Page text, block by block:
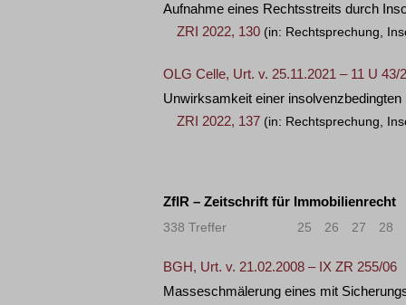
Aufnahme eines Rechtsstreits durch
ZRI 2022, 130 (in: Rechtsprechung,
OLG Celle, Urt. v. 25.11.2021 – 11 U 43/
Unwirksamkeit einer
ZRI 2022, 137 (in: Rechtsprechung,
ZfIR – Zeitschrift für Immobilienrecht
338 Treffer 25 26 27 28
BGH, Urt. v. 21.02.2008 – IX ZR 255/06
Masseschmälerung eines mit